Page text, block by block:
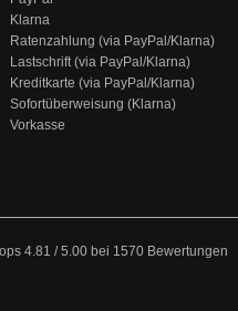
Klarna
Ratenzahlung (via PayPal/Klarna)
Lastschrift (via PayPal/Klarna)
Kreditkarte (via PayPal/Klarna)
Sofortüberweisung (Klarna)
Vorkasse
4.81 /5.00 bei 1570 Bewertungen